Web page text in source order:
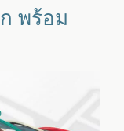
:
พร้อม